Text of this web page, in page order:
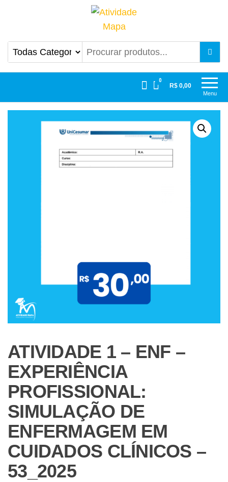
Atividade Mapa Mapa UniCesumar
Menu
0
R$ 0,00
ATIVIDADE 1 – ENF –
EXPERIÊNCIA
PROFISSIONAL:
SIMULAÇÃO DE
ENFERMAGEM EM
CUIDADOS CLÍNICOS –
53_2025